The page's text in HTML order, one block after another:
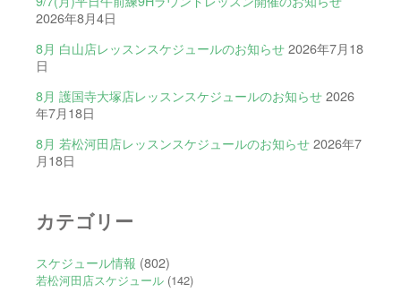
2026年8月4日
8月 白山店レッスンスケジュールのお知らせ 2026年7月18
日
8月 護国寺大塚店レッスンスケジュールのお知らせ 2026
年7月18日
8月 若松河田店レッスンスケジュールのお知らせ 2026年7
月18日
カテゴリー
スケジュール情報 (802)
若松河田店スケジュール(142)